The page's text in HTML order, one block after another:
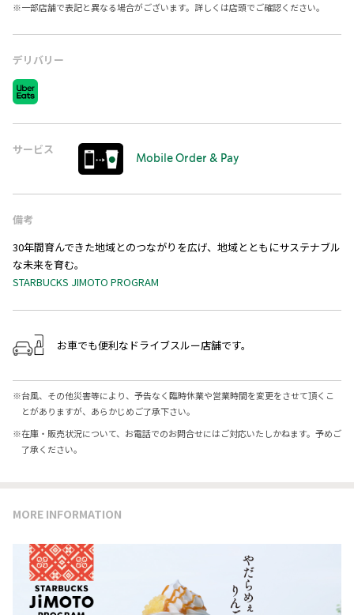
※一部店舗で表記と異なる場合がございます。詳しくは店頭でご確認ください。
デリバリー
サービス
Mobile Order & Pay
備考
30年間育んできた地域とのつながりを広げ、地域とともにサステナブル
な未来を育む。
STARBUCKS JIMOTO PROGRAM
お車でも便利なドライブスルー店舗です。
※台風、その他災害等により、予告なく臨時休業や営業時間を変更をさせて頂くこ
とがありますが、あらかじめご了承下さい。
※在庫・販売状況について、お電話でのお問合せにはご対応いたしかねます。予めご
了承ください。
MORE INFORMATION